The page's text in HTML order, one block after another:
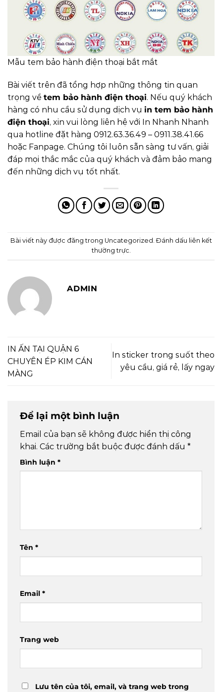
Mẫu tem bảo hành điện thoại bắt mắt
Bài viết trên đã tổng hợp những thông tin quan
trọng về tem bảo hành điện thoại. Nếu quý khách
hàng có nhu cầu sử dụng dịch vụ in tem bảo hành
điện thoại, xin vui lòng liên hệ với In Nhanh Nhanh
qua hotline đặt hàng 0912.63.36.49 – 0911.38.41.66
hoặc Fanpage. Chúng tôi luôn sẵn sàng tư vấn, giải
đáp mọi thắc mắc của quý khách và đảm bảo mang
đến những dịch vụ tốt nhất.
Bài viết này được đăng trong Uncategorized . Đánh dấu liên kết
thường trực
ADMIN
IN ẤN TẠI QUẬN 6
CHUYÊN ÉP KIM CÁN
MÀNG
In sticker trong suốt theo
yêu cầu, giá rẻ, lấy ngay
Để lại một bình luận
Email của bạn sẽ không được hiển thị công
khai. Các trường bắt buộc được đánh dấu *
Bình luận *
Tên *
Email *
Trang web
Lưu tên của tôi, email, và trang web trong